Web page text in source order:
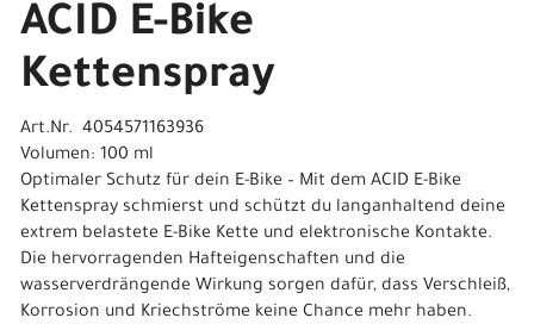
ACID E-Bike
Kettenspray
Art.Nr. 4054571163936
Volumen: 100 ml
Optimaler Schutz für dein E-Bike – Mit dem ACID E-Bike
Kettenspray schmierst und schützt du langanhaltend deine
extrem belastete E-Bike Kette und elektronische Kontakte.
Die hervorragenden Hafteigenschaften und die
wasserverdrängende Wirkung sorgen dafür, dass Verschleiß,
Korrosion und Kriechströme keine Chance mehr haben.